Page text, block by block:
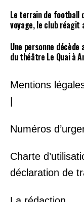
Le terrain de football
voyage, le club réagit
Une personne
du théâtre Le Quai à
Mentions
Numéros
Charte
déclaration de